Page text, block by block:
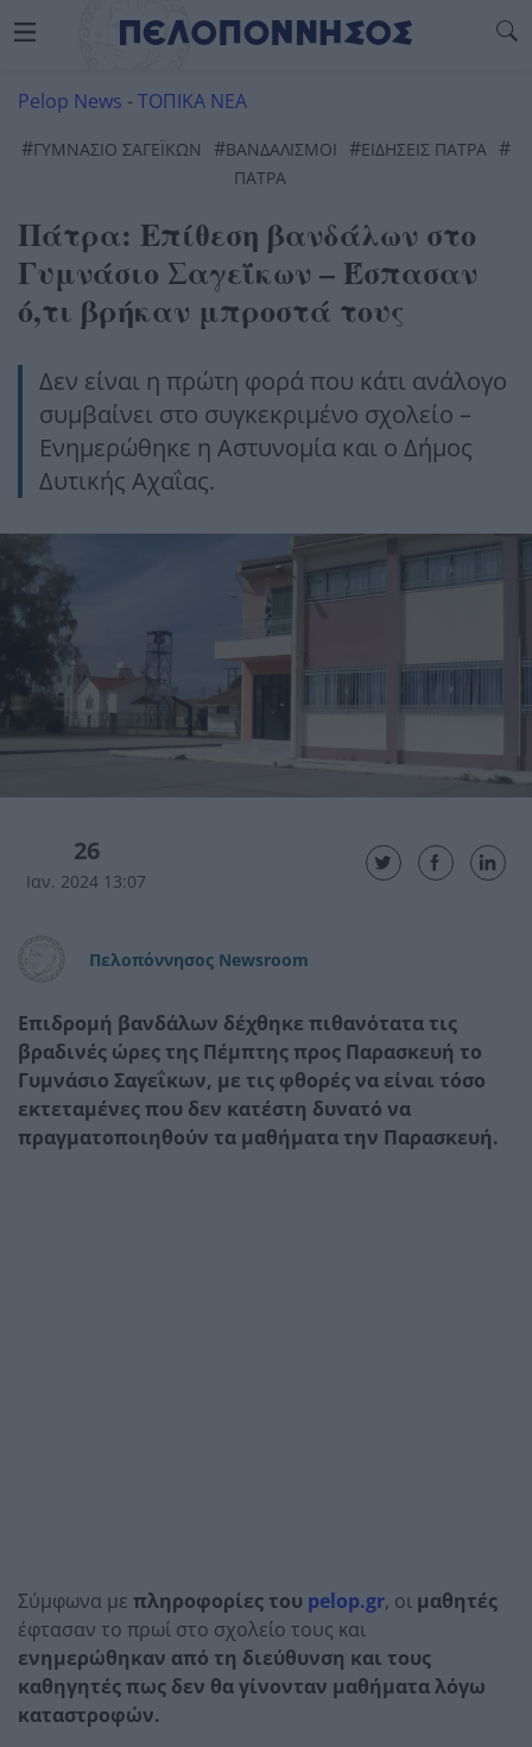
Pelop News -ΤΟΠΙΚΑ ΝΕΑ
#ΓΥΜΝΑΣΙΟ ΣΑΓΕΪΚΩΝ #ΒΑΝΔΑΛΙΣΜΟΊ #ΕΙΔΗΣΕΙΣ ΠΑΤΡΑ #
ΠΆΤΡΑ
Πάτρα: Επίθεση βανδάλων στο
Γυμνάσιο Σαγεΐκων – Έσπασαν
ό,τι βρήκαν μπροστά τους
Δεν είναι η πρώτη φορά που κάτι ανάλογο
συμβαίνει στο συγκεκριμένο σχολείο –
Ενημερώθηκε η Αστυνομία και ο Δήμος
Δυτικής Αχαΐας.
26
Ιαν. 2024 13:07
Πελοπόννησος Newsroom
Επιδρομή βανδάλων δέχθηκε πιθανότατα τις
βραδινές ώρες της Πέμπτης προς Παρασκευή το
Γυμνάσιο Σαγεΐκων, με τις φθορές να είναι τόσο
εκτεταμένες που δεν κατέστη δυνατό να
πραγματοποιηθούν τα μαθήματα την Παρασκευή.
Σύμφωνα με πληροφορίες του pelop.gr, οι μαθητές
έφτασαν το πρωί στο σχολείο τους και
ενημερώθηκαν από τη διεύθυνση και τους
καθηγητές πως δεν θα γίνονταν μαθήματα λόγω
καταστροφών.